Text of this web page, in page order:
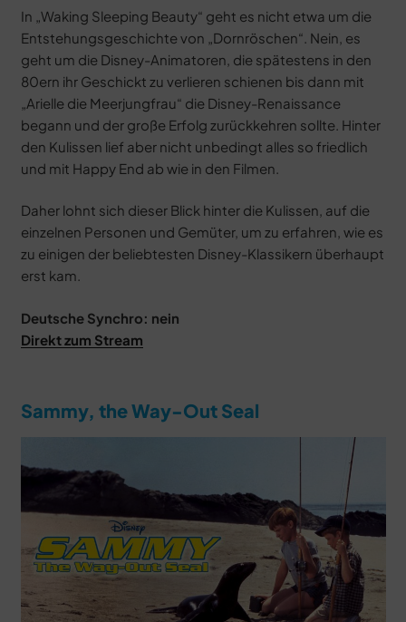
In „Waking Sleeping Beauty“ geht es nicht etwa um die
Entstehungsgeschichte von „Dornröschen“. Nein, es
geht um die Disney-Animatoren, die spätestens in den
80ern ihr Geschickt zu verlieren schienen bis dann mit
„Arielle die Meerjungfrau“ die Disney-Renaissance
begann und der große Erfolg zurückkehren sollte. Hinter
den Kulissen lief aber nicht unbedingt alles so friedlich
und mit Happy End ab wie in den Filmen.
Daher lohnt sich dieser Blick hinter die Kulissen, auf die
einzelnen Personen und Gemüter, um zu erfahren, wie es
zu einigen der beliebtesten Disney-Klassikern überhaupt
erst kam.
Deutsche Synchro: nein
Direkt zum Stream
Sammy, the Way-Out Seal